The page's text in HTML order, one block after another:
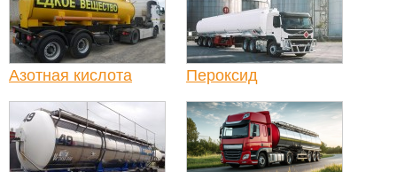
Азотная кислота Пероксид